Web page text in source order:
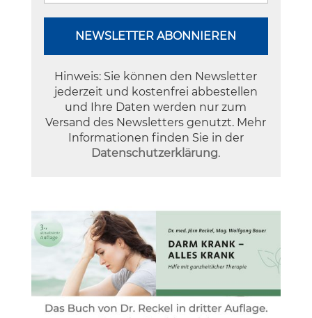
Hinweis: Sie können den Newsletter
jederzeit und kostenfrei abbestellen
und Ihre Daten werden nur zum
Versand des Newsletters genutzt. Mehr
Informationen finden Sie in der
Datenschutzerklärung.